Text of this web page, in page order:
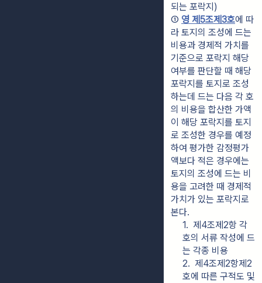
되는 포락지)
① 영 제5조제3호에 따
라 토지의 조성에 드는
비용과 경제적 가치를
기준으로 포락지 해당
여부를 판단할 때 해당
포락지를 토지로 조성
하는데 드는 다음 각 호
의 비용을 합산한 가액
이 해당 포락지를 토지
로 조성한 경우를 예정
하여 평가한 감정평가
액보다 적은 경우에는
토지의 조성에 드는 비
용을 고려한 때 경제적
가치가 있는 포락지로
본다.
1.  제4조제2항 각
호의 서류 작성에 드
는 각종 비용
2.  제4조제2항제2
호에 따른 구적도 및